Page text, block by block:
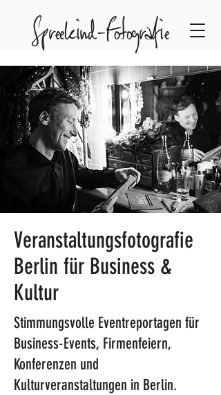
Spreekind-Fotografie
Veranstaltungsfotografie
Berlin für Business &
Kultur
Stimmungsvolle Eventreportagen für
Business-Events, Firmenfeiern,
Konferenzen und
Kulturveranstaltungen in Berlin.